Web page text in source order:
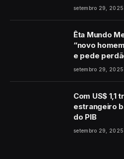
setembro 29, 2025
Êta Mundo
“novo
e pede
coração”
setembro 29, 2025
Com US$ 1,1
estrangeiro
do PIB
setembro 29, 2025